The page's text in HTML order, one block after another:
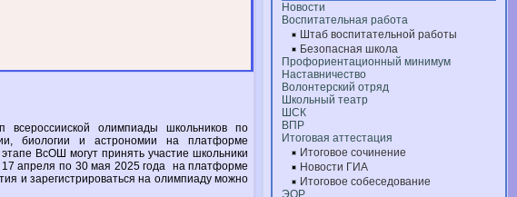
всероссииской олимпиады школьников по
биологии и астрономии
на платформе
этапе ВсОШ могут принять участие школьники
17 апреля по 30 мая 2025 года на платформе
и зарегистрироваться на олимпиадуможно
Новости
Воспитательная работа
Штаб воспитательной работы
Безопасная школа
Профориентационный минимум
Наставничество
Волонтерский отряд
Школьный театр
ШСК
ВПР
Итоговая аттестация
Итоговое сочинение
Новости ГИА
Итоговое собеседование
ЭОР